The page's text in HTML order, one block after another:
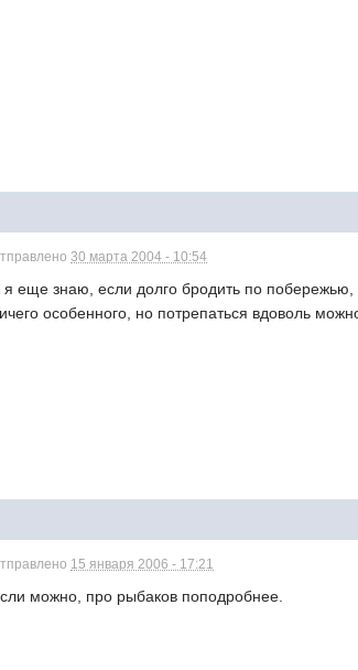
30 марта 2004 - 10:54
я еще знаю, если долго бродить по
особенного, но потрепаться вдоволь
15 января 2006 - 17:21
можно, про рыбаков поподробнее.